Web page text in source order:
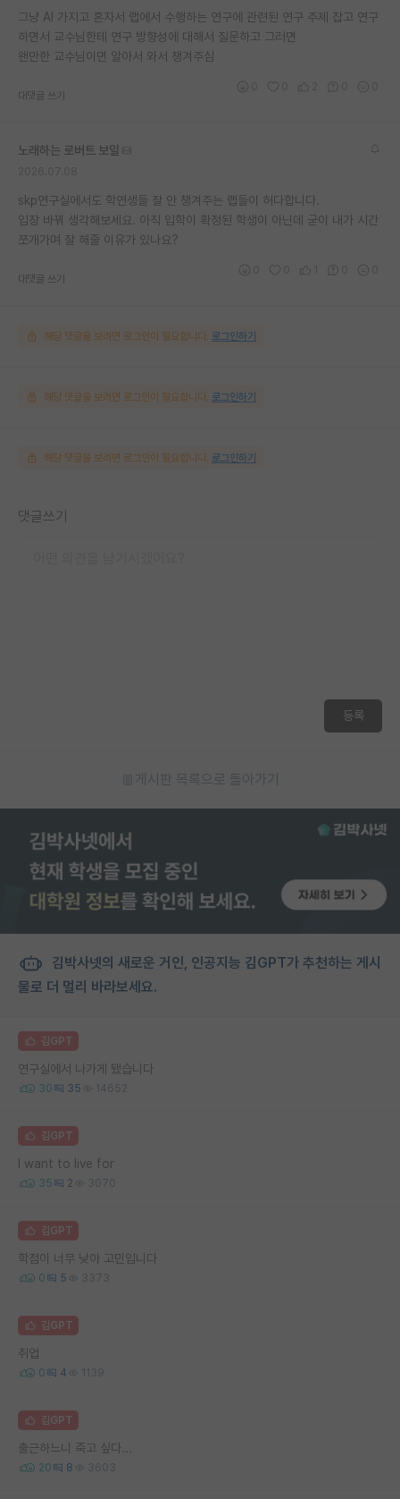
그냥 AI 가지고 혼자서 랩에서 수행하는 연구에 관련된 연구 주제 잡고 연구
하면서 교수님한테 연구 방향성에 대해서 질문하고 그러면
왠만한 교수님이면 알아서 와서 챙겨주심
대댓글 쓰기
노래하는 로버트 보일
skp연구실에서도 학연생들 잘 안 챙겨주는 랩들이 허다합니다.
입장 바꿔 생각해보세요. 아직 입학이 확정된 학생이 아닌데 굳이 내가 시간
쪼개가며 잘 해줄 이유가 있나요?
대댓글 쓰기
해당 댓글을 보려면 로그인이 필요합니다. 로그인하기
해당 댓글을 보려면 로그인이 필요합니다. 로그인하기
해당 댓글을 보려면 로그인이 필요합니다. 로그인하기
댓글쓰기
등록
게시판 목록으로 돌아가기
김박사넷의 새로운 거인, 인공지능 김GPT가 추천하는 게시
물로 더 멀리 바라보세요.
김GPT
연구실에서 나가게 됐습니다
30 35 14652
김GPT
I want to live for
35 2 3070
김GPT
학점이 너무 낮아 고민입니다
0 5 3373
김GPT
취업
0 4 1139
김GPT
출근하느니 죽고 싶다...
20 8 3603